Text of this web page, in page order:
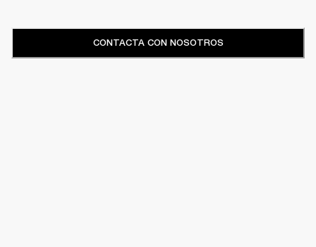
CONTACTA CON NOSOTROS